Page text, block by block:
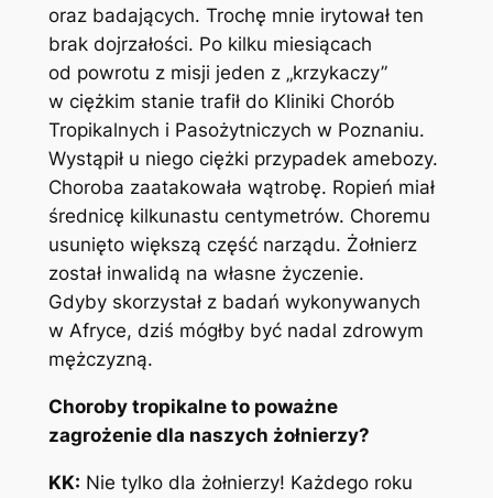
oraz badających. Trochę mnie irytował ten
brak dojrzałości. Po kilku miesiącach
od powrotu z misji jeden z „krzykaczy”
w ciężkim stanie trafił do Kliniki Chorób
Tropikalnych i Pasożytniczych w Poznaniu.
Wystąpił u niego ciężki przypadek amebozy.
Choroba zaatakowała wątrobę. Ropień miał
średnicę kilkunastu centymetrów. Choremu
usunięto większą część narządu. Żołnierz
został inwalidą na własne życzenie.
Gdyby skorzystał z badań wykonywanych
w Afryce, dziś mógłby być nadal zdrowym
mężczyzną.
Choroby tropikalne to poważne
zagrożenie dla naszych żołnierzy?
KK: Nie tylko dla żołnierzy! Każdego roku